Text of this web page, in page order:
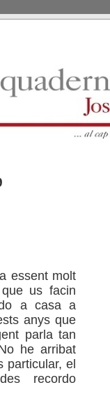
essent molt
us facin
a casa a
anys que
parla tan
he arribat
particular, el
recordo